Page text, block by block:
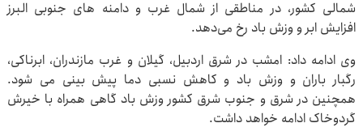
شمالی کشور، در مناطقی از شمال غرب و دامنه های جنوبی البرز
افزایش ابر و وزش باد رخ می‌دهد.
وی ادامه داد: امشب در شرق اردبیل، گیلان و غرب مازندران، ابرناکی،
رگبار باران و وزش باد و کاهش نسبی دما پیش بینی می شود.
همچنین در شرق و جنوب شرق کشور وزش باد گاهی همراه با خیرش
گردوخاک ادامه خواهد داشت.